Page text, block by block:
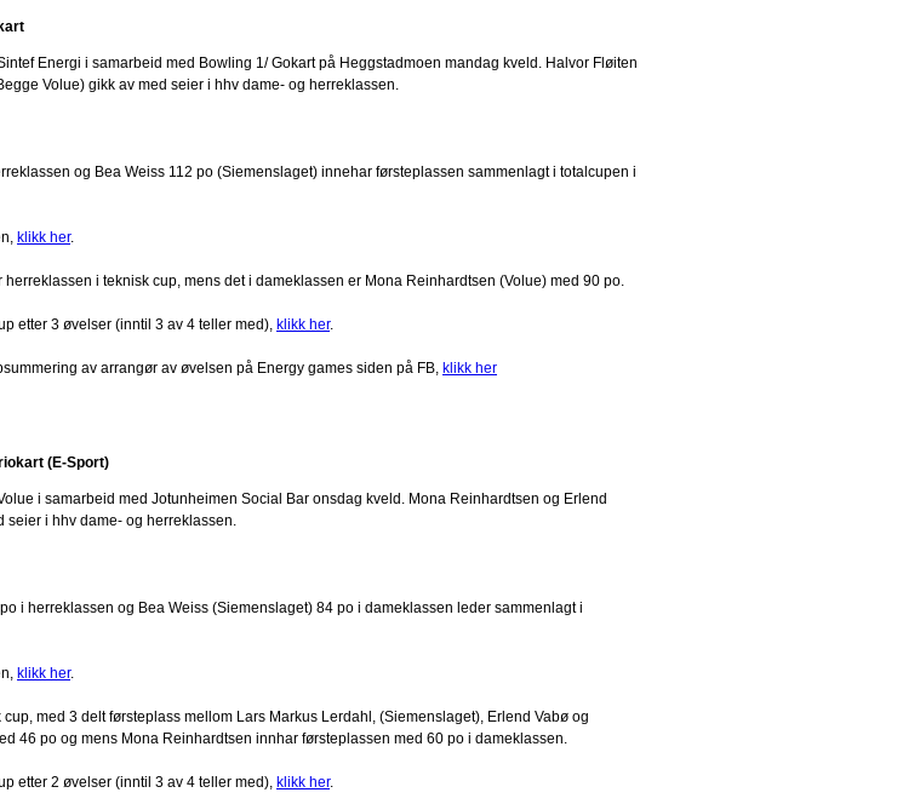
Energi i samarbeid med Bowling 1/ Gokart på Heggstadmoen mandag kveld. Halvor Fløiten
Volue) gikk av med seier i hhv dame- og herreklassen.
og Bea Weiss 112 po (Siemenslaget) innehar førsteplassen sammenlagt i totalcupen i
klikk her.
herreklassen i teknisk cup, mens det i dameklassen er Mona Reinhardtsen (Volue) med 90 po.
etter 3 øvelser (inntil 3 av 4 teller med), klikk her.
av arrangør av øvelsen på Energy games siden på FB, klikk her
(E-Sport)
i samarbeid med Jotunheimen Social Bar onsdag kveld. Mona Reinhardtsen og Erlend
seier i hhv dame- og herreklassen.
i herreklassen og Bea Weiss (Siemenslaget) 84 po i dameklassen leder sammenlagt i
klikk her.
med 3 delt førsteplass mellom Lars Markus Lerdahl, (Siemenslaget), Erlend Vabø og
46 po og mens Mona Reinhardtsen innhar førsteplassen med 60 po i dameklassen.
etter 2 øvelser (inntil 3 av 4 teller med), klikk her.